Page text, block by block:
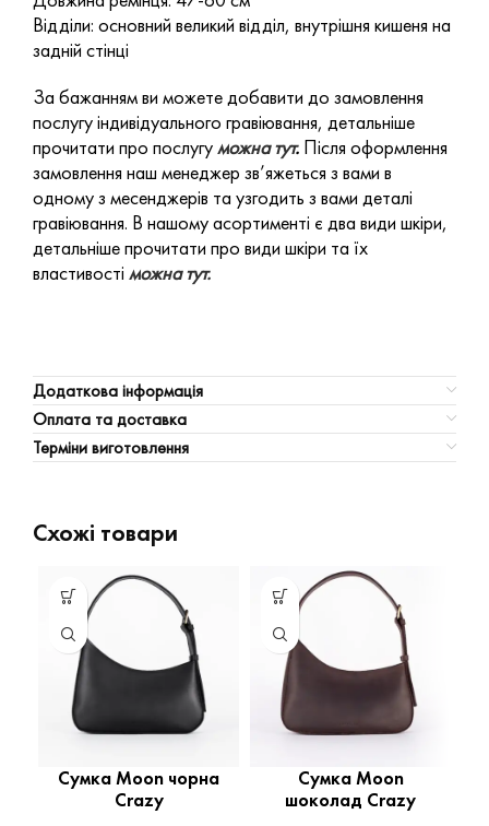
Відділи: основний великий відділ, внутрішня кишеня на
задній стінці
За бажанням ви можете добавити до замовлення
послугу індивідуального гравіювання, детальніше
прочитати про послугуможна тут. Після оформлення
замовлення наш менеджер зв’яжеться з вами в
одному з месенджерів та узгодить з вами деталі
гравіювання. В нашому асортименті є два види шкіри,
детальніше прочитати про види шкіри та їх
властивості можна тут.
Додаткова інформація
Оплата та доставка
Терміни виготовлення
Схожі товари
Сумка Moon чорна
Crazy
Сумка Moon
шоколад Crazy